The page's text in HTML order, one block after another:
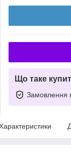
Що таке
Замовлення